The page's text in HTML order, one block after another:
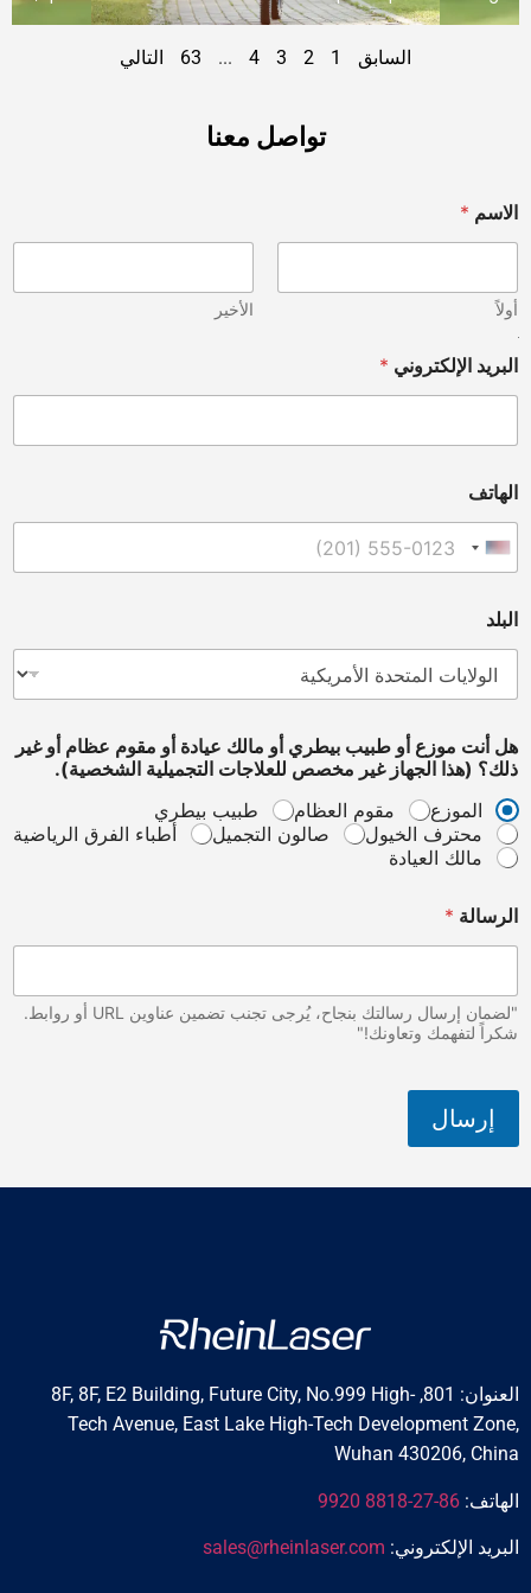
السابق 1
2
3
4
...
63 التالي
تواصل معنا
الاسم *
أولاً الأخير
و
م
و
أ
و
البريد الإلكتروني *
الهاتف
United States +1
البلد
هل أنت موزع أو طبيب بيطري أو مالك عيادة أو مقوم عظام أو غير
ذلك؟ (هذا الجهاز غير مخصص للعلاجات التجميلية الشخصية).
الموزع
مقوم العظام
طبيب بيطري
محترف الخيول
صالون التجميل
أطباء الفرق الرياضية
مالك العيادة
الرسالة *
"لضمان إرسال رسالتك بنجاح، يُرجى تجنب تضمين عناوين URL أو روابط.
شكراً لتفهمك وتعاونك!"
إرسال
العنوان: 801, 8F, 8F, E2 Building, Future City, No.999 High-
Tech Avenue, East Lake High-Tech Development Zone,
Wuhan 430206, China
الهاتف: 86-27-8818 9920
البريد الإلكتروني: sales@rheinlaser.com